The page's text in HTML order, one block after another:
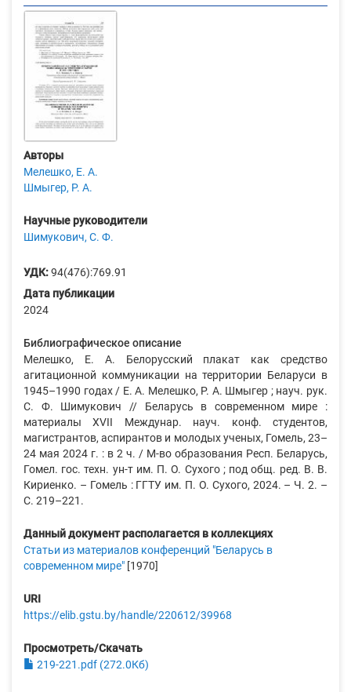
Авторы
Мелешко, Е. А.
Шмыгер, Р. А.
Научные руководители
Шимукович, С. Ф.
УДК:94(476):769.91
Дата публикации
2024
Библиографическое описание
Мелешко, Е. А. Белорусский плакат как средство
агитационной коммуникации на территории Беларуси в
1945–1990 годах / Е. А. Мелешко, Р. А. Шмыгер ; науч. рук.
С. Ф. Шимукович // Беларусь в современном мире :
материалы XVII Междунар. науч. конф. студентов,
магистрантов, аспирантов и молодых ученых, Гомель, 23–
24 мая 2024 г. : в 2 ч. / М-во образования Респ. Беларусь,
Гомел. гос. техн. ун-т им. П. О. Сухого ; под общ. ред. В. В.
Кириенко. – Гомель : ГГТУ им. П. О. Сухого, 2024. – Ч. 2. –
С. 219–221.
Данный документ располагается в коллекциях
Статьи из материалов конференций "Беларусь в
современном мире" [1970]
URI
https://elib.gstu.by/handle/220612/39968
Просмотреть/Скачать
219-221.pdf (272.0Кб)